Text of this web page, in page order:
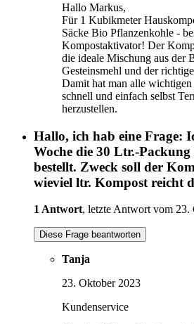
Hallo Markus,
Für 1 Kubikmeter
Säcke Bio Pflanzenkohle -
Kompostaktivator! Der
die ideale Mischung aus der
Gesteinsmehl und der
Damit hat man alle
schnell und einfach selbst
herzustellen.
Hallo, ich hab eine Frage:
Woche die 30 Ltr.-
bestellt. Zweck soll der
wieviel ltr. Kompost reicht
1 Antwort, letzte Antwort vom 23.
Diese Frage beantworten
Tanja
23. Oktober 2023
Kundenservice